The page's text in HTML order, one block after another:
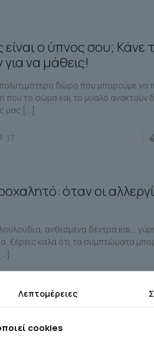
ο ύπνος σου; Κάνε
να μάθεις!
πολυτιμότερο δώρο που μπορούμε
που το σώμα και το μυαλό ανακτούν
μας […]
17
όταν οι
ανθισμένα δέντρα και…
ξέρεις καλά ότι τα συμπτώματα
[…]
Λεπτομέρειες
cookies